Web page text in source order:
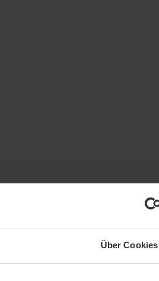
Über Cookies